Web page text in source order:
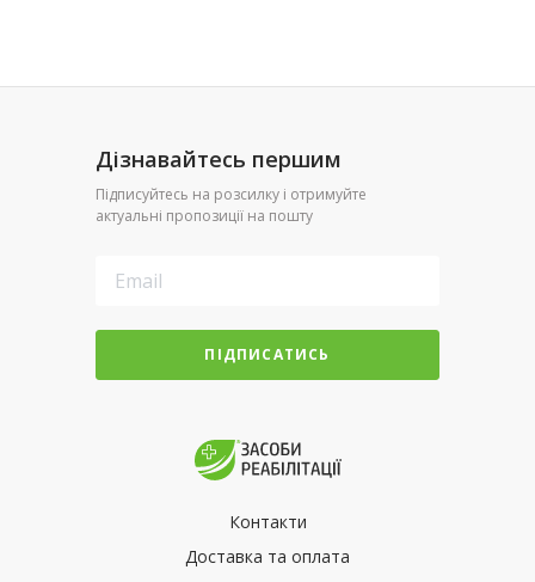
Дізнавайтесь першим
Підписуйтесь на розсилку і отримуйте
актуальні пропозиції на пошту
ПІДПИСАТИСЬ
Контакти
Доставка та оплата